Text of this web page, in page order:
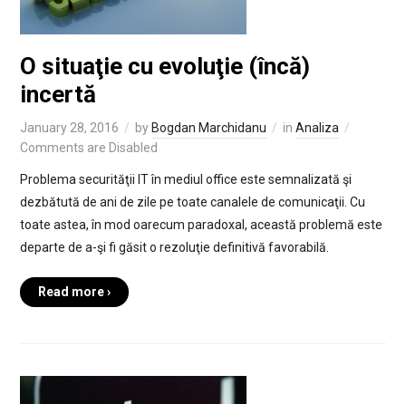
O situaţie cu evoluţie (încă)
incertă
January 28, 2016 by Bogdan Marchidanu in Analiza
Comments are Disabled
Problema securităţii IT în mediul office este semnalizată şi
dezbătută de ani de zile pe toate canalele de comunicaţii. Cu
toate astea, în mod oarecum paradoxal, această problemă este
departe de a-şi fi găsit o rezoluţie definitivă favorabilă.
Read more ›